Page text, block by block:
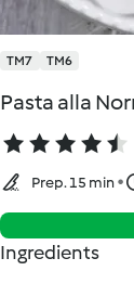
TM7 TM6
Pasta alla
Prep. 15 min
Ingredients